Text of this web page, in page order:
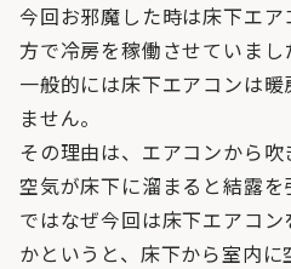
今回お邪魔した時は床下エ
方で冷房を稼働させていまし
一般的には床下エアコンは
ません。
その理由は、エアコンから
空気が床下に溜まると結露を
ではなぜ今回は床下エアコ
かというと、床下から室内